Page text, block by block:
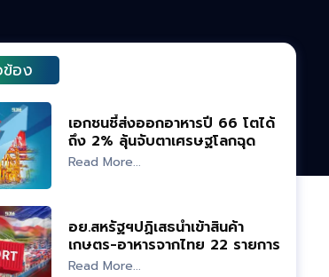
ข้อง
เอกชนชี้ส่งออกอาหารปี 66 โตได้
ถึง 2% ลุ้นจับตาเศรษฐโลกฉุด
Read More...
อย.สหรัฐฯปฏิเสธนำเข้าสินค้า
เกษตร-อาหารจากไทย 22 รายการ
Read More...